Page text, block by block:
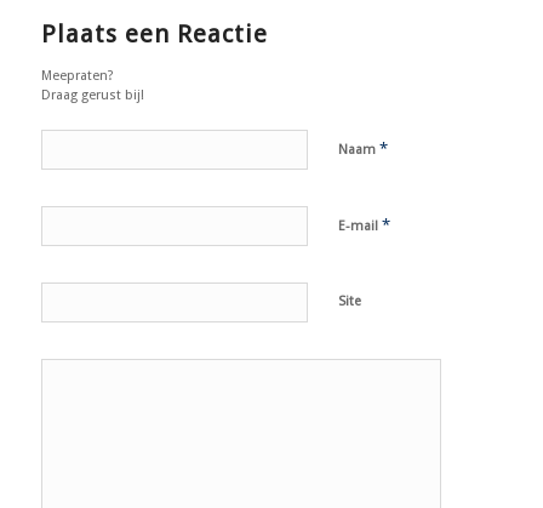
Plaats een Reactie
Meepraten?
Draag gerust bij!
Naam *
E-mail *
Site